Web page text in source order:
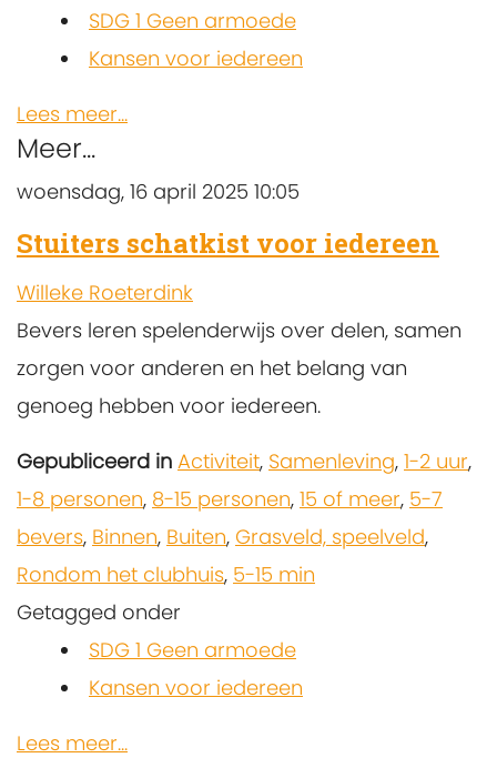
SDG 1 Geen armoede
Kansen voor iedereen
Lees meer...
Meer...
woensdag, 16 april 2025 10:05
Stuiters schatkist voor iedereen
Willeke Roeterdink
Bevers leren spelenderwijs over delen, samen
zorgen voor anderen en het belang van
genoeg hebben voor iedereen.
Gepubliceerd in Activiteit, Samenleving, 1-2 uur,
1-8 personen, 8-15 personen, 15 of meer, 5-7
bevers, Binnen, Buiten, Grasveld, speelveld,
Rondom het clubhuis, 5-15 min
Getagged onder
SDG 1 Geen armoede
Kansen voor iedereen
Lees meer...